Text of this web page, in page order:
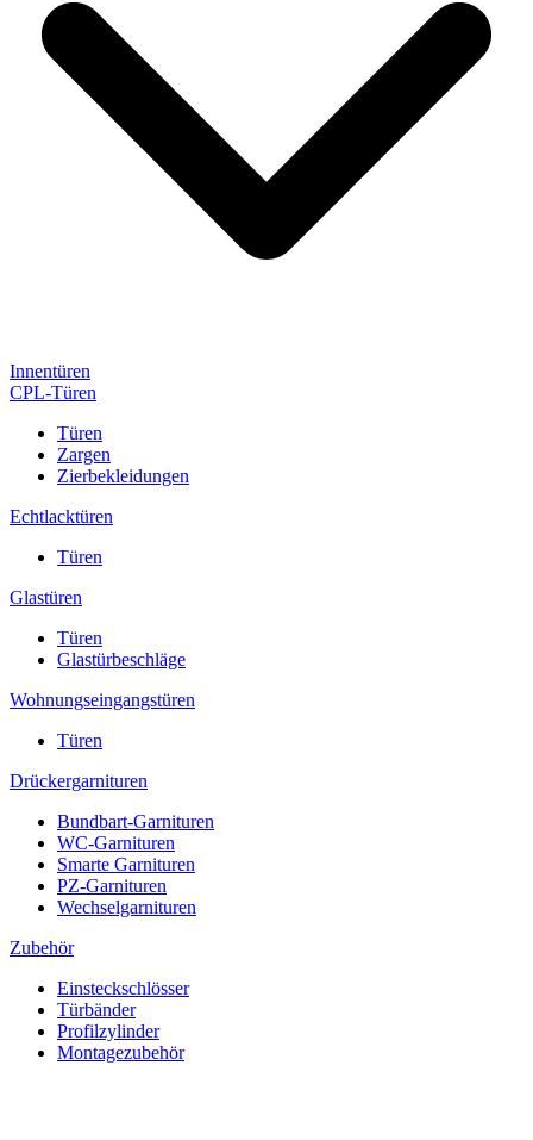
Innentüren
CPL-Türen
Türen
Zargen
Zierbekleidungen
Echtlacktüren
Türen
Glastüren
Türen
Glastürbeschläge
Wohnungseingangstüren
Türen
Drückergarnituren
Bundbart-Garnituren
WC-Garnituren
Smarte Garnituren
PZ-Garnituren
Wechselgarnituren
Zubehör
Einsteckschlösser
Türbänder
Profilzylinder
Montagezubehör